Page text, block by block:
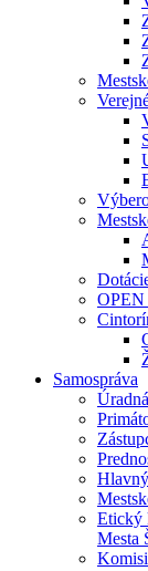
Samospráva
Etický
Mesta